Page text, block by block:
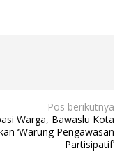
Pos berikutnya
Warga, Bawaslu Kota
‘Warung Pengawasan
Partisipatif’